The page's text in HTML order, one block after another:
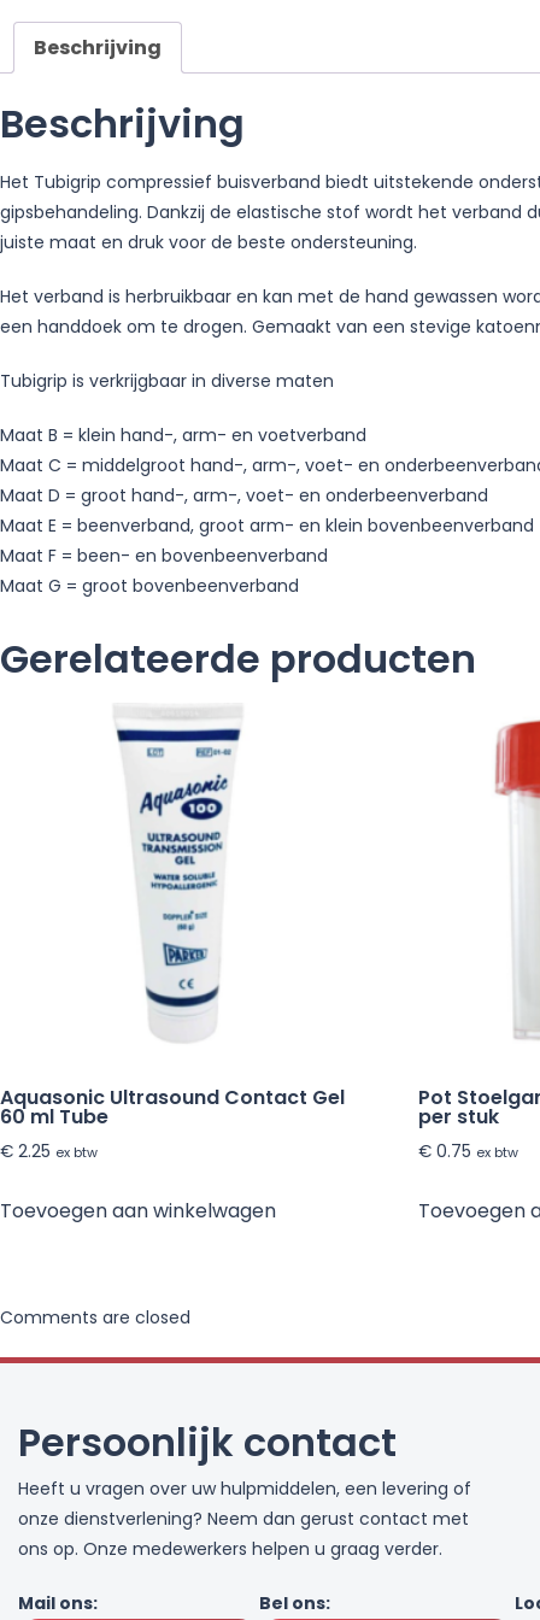
Beschrijving
Beschrijving
Het Tubigrip compressief buisverband biedt uitstekende
gipsbehandeling. Dankzij de elastische stof wordt het
juiste maat en druk voor de beste ondersteuning.
Het verband is herbruikbaar en kan met de hand gewassen
een handdoek om te drogen. Gemaakt van een stevige
Tubigrip is verkrijgbaar in diverse maten
Maat B = klein hand-, arm- en voetverband
Maat C = middelgroot hand-, arm-, voet- en
Maat D = groot hand-, arm-, voet- en onderbeenverband
Maat E = beenverband, groot arm- en klein bovenbeenverband
Maat F = been- en bovenbeenverband
Maat G = groot bovenbeenverband
Gerelateerde producten
Aquasonic Ultrasound Contact Gel
60 ml Tube
€ 2.25 ex btw
Toevoegen aan winkelwagen
Pot
per stuk
€ 0.75 ex btw
Toevoegen
Comments are closed
Persoonlijk contact
Heeft u vragen over uw hulpmiddelen, een levering of
onze dienstverlening? Neem dan gerust contact met
ons op. Onze medewerkers helpen u graag verder.
Mail ons: Bel ons: